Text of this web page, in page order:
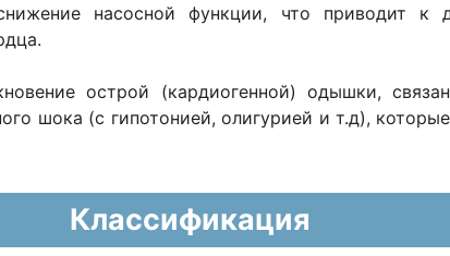
насосной функции, что приводит к
острой (кардиогенной) одышки,
шока (с гипотонией, олигурией и т.д),
Классификация